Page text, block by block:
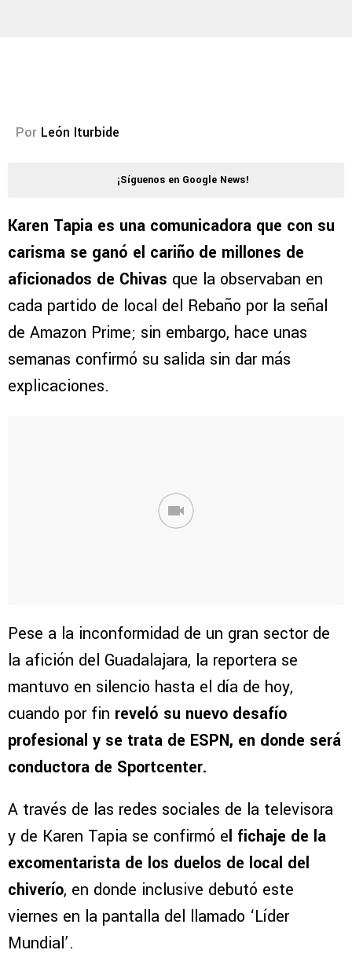
Por León Iturbide
¡Síguenos en Google News!
Karen Tapia es una comunicadora que con su
carisma se ganó el cariño de millones de
aficionados de Chivas que la observaban en
cada partido de local del Rebaño por la señal
de Amazon Prime; sin embargo, hace unas
semanas confirmó su salida sin dar más
explicaciones.
Pese a la inconformidad de un gran sector de
la afición del Guadalajara, la reportera se
mantuvo en silencio hasta el día de hoy,
cuando por fin reveló su nuevo desafío
profesional y se trata de ESPN, en donde será
conductora de Sportcenter.
A través de las redes sociales de la televisora
y de Karen Tapia se confirmó el fichaje de la
excomentarista de los duelos de local del
chiverío, en donde inclusive debutó este
viernes en la pantalla del llamado ‘Líder
Mundial’.